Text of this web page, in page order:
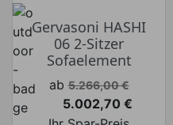
Gervasoni HASHI
06 2-Sitzer
Sofaelement
Verkaufspreis
ab 5.266,00 €
Preis
5.002,70 €